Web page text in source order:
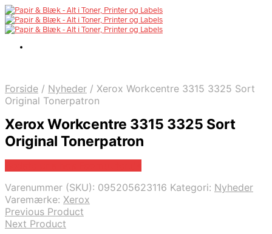
Forside / Nyheder / Xerox Workcentre 3315 3325 Sort
Original Tonerpatron
Xerox Workcentre 3315 3325 Sort
Original Tonerpatron
Varenummer (SKU): 095205623116 Kategori: Nyheder
Varemærke: Xerox
Previous Product
Next Product